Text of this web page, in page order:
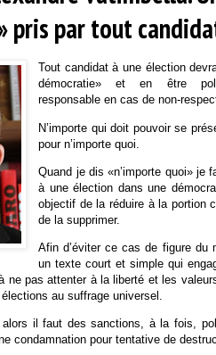
pris par tout
Tout candidat à une élection
démocratie» et en être
responsable en cas de non-
N’importe qui doit pouvoir se
pour n’importe quoi.
Quand je dis «n’importe quoi» je
à une élection dans une
objectif de la réduire à la portion
de la supprimer.
Afin d’éviter ce cas de figure du
un texte court et simple qui
ne pas attenter à la liberté et les
au suffrage universel.
alors il faut des sanctions, à la fois,
condamnation pour tentative de